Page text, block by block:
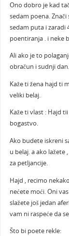
Ono dobro je kad
sedam poena.
sedam puta i zaradi
poentiranja . i neke
Ali ako je to
obračun i sudnji dan.
Kaže ti žena hajd ti
veliki belaj.
Kaže ti vlast : Hajd
bogastvo.
Ako budete iskreni
u belaj. a ako lažete
za petljancije.
Hajd , recimo
nećete moći. Oni
slažete još jedan
vam ni raspeće da
Što bi poete rekle: